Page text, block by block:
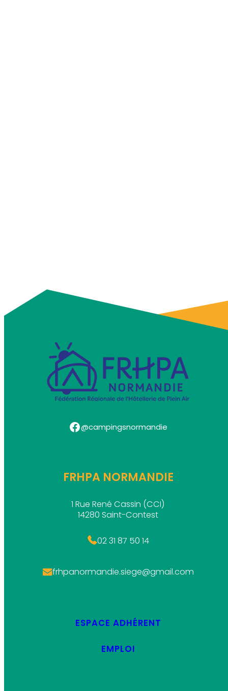
Facebook @campingsnormandie
FRHPA NORMANDIE
1 Rue René Cassin (CCI)
14280 Saint-Contest
02 31 87 50 14
frhpanormandie.siege@gmail.com
ESPACE ADHÉRENT
EMPLOI